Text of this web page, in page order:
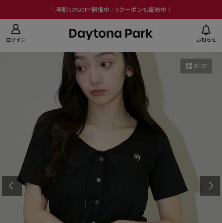
＼早割10%OFF開催中／5クーポンも配布中！
ログイン お知らせ
3/ 37